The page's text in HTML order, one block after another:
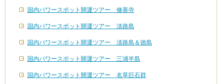
国内パワースポット開運ツアー 修善寺
国内パワースポット開運ツアー 淡路島
国内パワースポット開運ツアー 淡路島＆徳島
国内パワースポット開運ツアー 三浦半島
国内パワースポット開運ツアー 名草巨石群